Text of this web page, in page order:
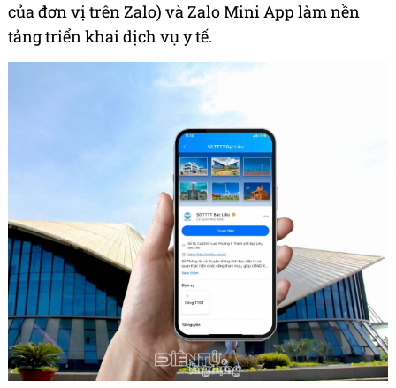
của đơn vị trên Zalo) và Zalo Mini App làm nền
tảng triển khai dịch vụ y tế.